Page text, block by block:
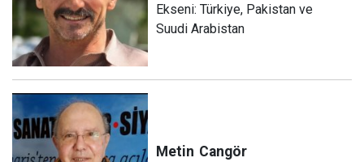
Ekseni: Türkiye, Pakistan ve
Suudi Arabistan
Metin Cangör